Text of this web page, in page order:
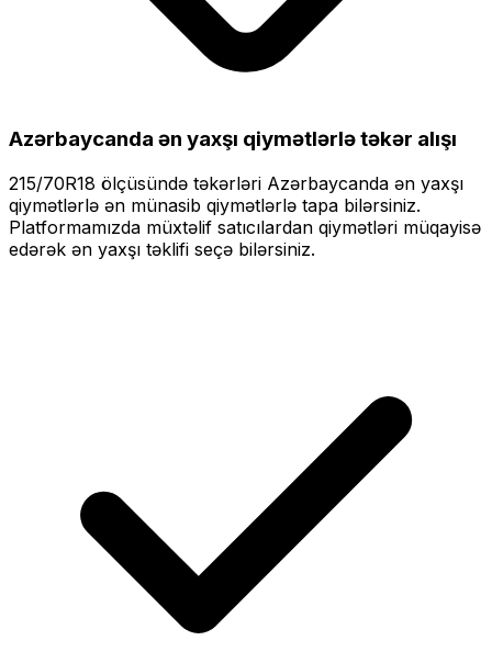
Azərbaycanda ən yaxşı qiymətlərlətəkər alışı
215/70R18 ölçüsündə təkərləri Azərbaycanda ən yaxşı
qiymətlərlə ən münasib qiymətlərlə tapa bilərsiniz.
Platformamızda müxtəlif satıcılardan qiymətləri müqayisə
edərək ən yaxşı təklifi seçə bilərsiniz.